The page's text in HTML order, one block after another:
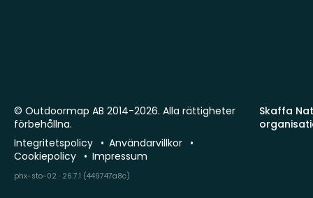
Skaffa
© Outdoormap AB 2014-2026. Alla rättigheter
förbehållna.
Integritetspolicy
Användarvillkor
Cookiepolicy
Impressum
phx-sto-02 · 26.7.1 (449747a8c)